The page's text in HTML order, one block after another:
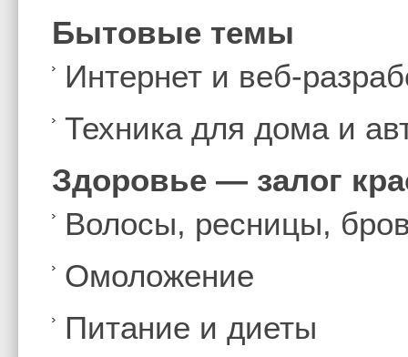
Бытовые темы
Интернет и веб-
Техника для дома и
Здоровье — залог
Волосы, ресницы,
Омоложение
Питание и диеты